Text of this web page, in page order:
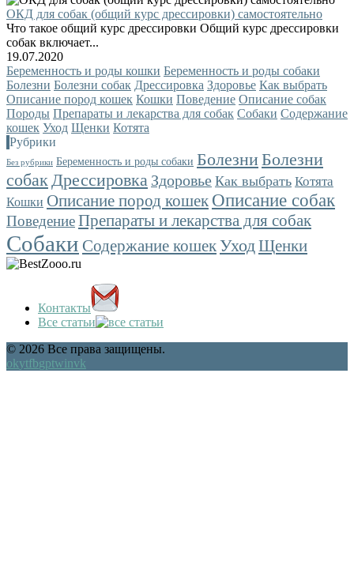
ОКД для собак (общий курс дрессировки) самостоятельно
Что такое общий курс дрессировки Общий курс дрессировки
собак включает...
19.07.2020
Беременность и роды кошки Беременность и роды собаки
Болезни Болезни собак Дрессировка Здоровье Как выбрать
Описание пород кошек Кошки Поведение Описание собак
Породы Препараты и лекарства для собак Собаки Содержание
кошек Уход Щенки Котята
Рубрики
Без рубрики Беременность и роды собаки Болезни Болезни
собак Дрессировка Здоровье Как выбрать Котята
Кошки Описание пород кошек Описание собак
ПоведениеПрепараты и лекарства для собак
Собаки Содержание кошекУходЩенки
Контакты
Все статьи
© 2026 Все права защищены.
okytfbgptwinvk